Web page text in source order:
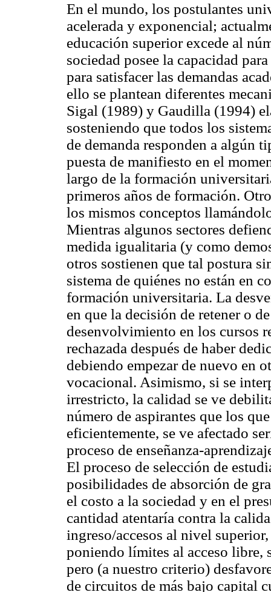
En el mundo, los postulantes
acelerada y exponencial;
educación superior excede al
sociedad posee la capacidad
para satisfacer las demandas
ello se plantean diferentes
Sigal (1989) y Gaudilla (1994)
sosteniendo que todos los
de demanda responden a algún
puesta de manifiesto en el
largo de la formación
primeros años de formación.
los mismos conceptos
Mientras algunos sectores
medida igualitaria (y como
otros sostienen que tal postura
sistema de quiénes no están en
formación universitaria. La
en que la decisión de retener o
desenvolvimiento en los cursos
rechazada después de haber
debiendo empezar de nuevo en
vocacional. Asimismo, si se
irrestricto, la calidad se ve
número de aspirantes que los
eficientemente, se ve afectado
proceso de enseñanza-
El proceso de selección de
posibilidades de absorción de
el costo a la sociedad y en el
cantidad atentaría contra la
ingreso/accesos al nivel
poniendo límites al acceso libre,
pero (a nuestro criterio)
de circuitos de más bajo capital